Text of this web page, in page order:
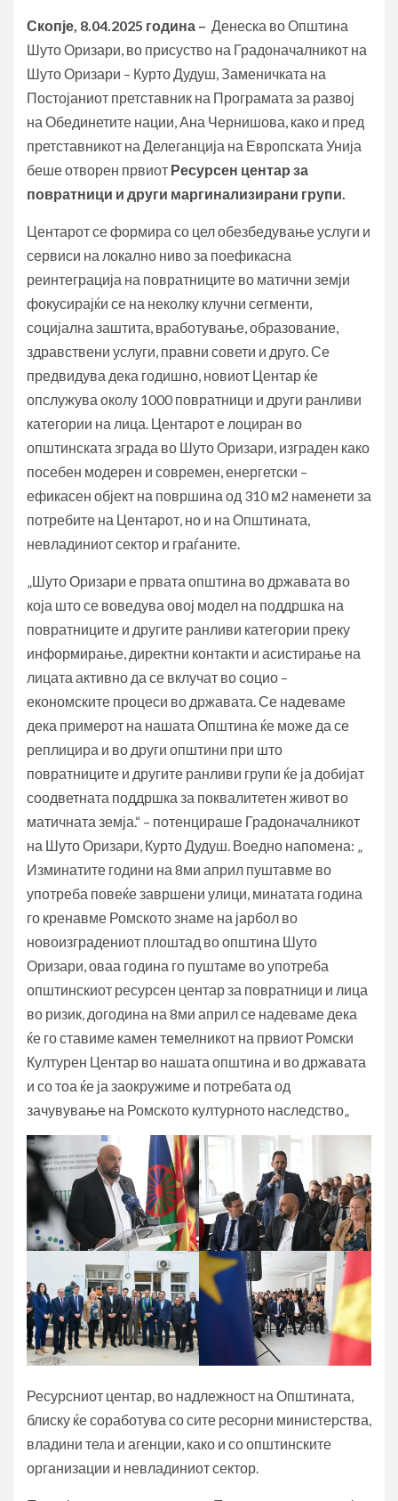
Скопје, 8.04.2025 година – Денеска во Општина
Шуто Оризари, во присуство на Градоначалникот на
Шуто Оризари – Курто Дудуш, Заменичката на
Постојаниот претставник на Програмата за развој
на Обединетите нации, Ана Чернишова, како и пред
претставникот на Делеганција на Европската Унија
беше отворен првиот Ресурсен центар за
повратници и други маргинализирани групи.
Центарот се формира со цел обезбедување услуги и
сервиси на локално ниво за поефикасна
реинтеграција на повратниците во матични земји
фокусирајќи се на неколку клучни сегменти,
социјална заштита, вработување, образование,
здравствени услуги, правни совети и друго. Се
предвидува дека годишно, новиот Центар ќе
опслужува околу 1000 повратници и други ранливи
категории на лица. Центарот е лоциран во
општинската зграда во Шуто Оризари, изграден како
посебен модерен и современ, енергетски –
ефикасен објект на површина од 310 м2 наменети за
потребите на Центарот, но и на Општината,
невладиниот сектор и граѓаните.
„Шуто Оризари е првата општина во државата во
која што се воведува овој модел на поддршка на
повратниците и другите ранливи категории преку
информирање, директни контакти и асистирање на
лицата активно да се вклучат во социо –
економските процеси во државата. Се надеваме
дека примерот на нашата Општина ќе може да се
реплицира и во други општини при што
повратниците и другите ранливи групи ќе ја добијат
соодветната поддршка за поквалитетен живот во
матичната земја.“ – потенцираше Градоначалникот
на Шуто Оризари, Курто Дудуш. Воедно напомена: „
Изминатите години на 8ми април пуштавме во
употреба повеќе завршени улици, минатата година
го кренавме Ромското знаме на јарбол во
новоизградениот плоштад во општина Шуто
Оризари, оваа година го пуштаме во употреба
општинскиот ресурсен центар за повратници и лица
во ризик, догодина на 8ми април се надеваме дека
ќе го ставиме камен темелникот на првиот Ромски
Културен Центар во нашата општина и во државата
и со тоа ќе ја заокружиме и потребата од
зачувување на Ромското културното наследство„
Ресурсниот центар, во надлежност на Општината,
блиску ќе соработува со сите ресорни министерства,
владини тела и агенции, како и со општинските
организации и невладиниот сектор.